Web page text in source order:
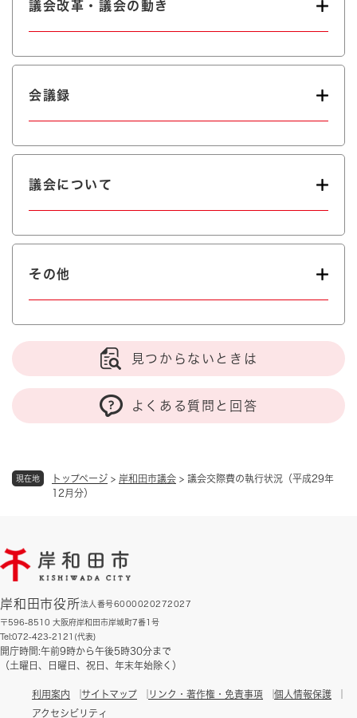
現在地 トップページ > 岸和田市議会 > 議会交際費の執行状況（平成29年
12月分）
議会改革・議会の動き
会議録
議会について
その他
見つからないときは
よくある質問と回答
岸和田市役所法人番号6000020272027
〒596-8510 大阪府岸和田市岸城町7番1号
Tel:072-423-2121(代表)
開庁時間:午前9時から午後5時30分まで
（土曜日、日曜日、祝日、年末年始除く）
利用案内 サイトマップ リンク・著作権・免責事項
個人情報保護
アクセシビリティ